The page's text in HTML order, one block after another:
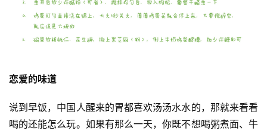
恋爱的味道
说到早饭，中国人醒来的胃都喜欢汤汤水水的，那就来看看
喝的还能怎么玩。如果有那么一天，你既不想喝粥煮面、牛